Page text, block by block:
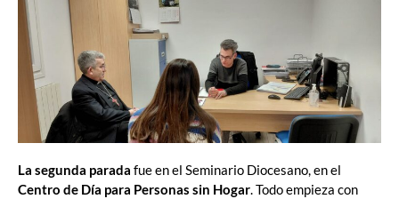
La segunda parada fue en el Seminario Diocesano, en el
Centro de Día para Personas sin Hogar. Todo empieza con